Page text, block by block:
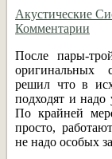
Акустические
Комментарии
После пары-
оригинальных
решил что в
подходят и надо
По крайней
просто,
не надо особых